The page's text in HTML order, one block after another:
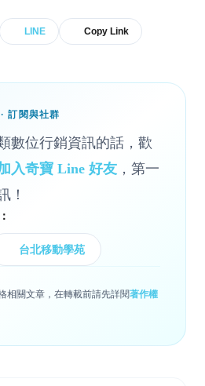
LINE Copy Link
訂閱與社群
數位行銷資訊的話，歡
入奇寶 Line 好友 ，第一
！
台北移動學苑
相關文章，在轉載前請先詳閱著作權